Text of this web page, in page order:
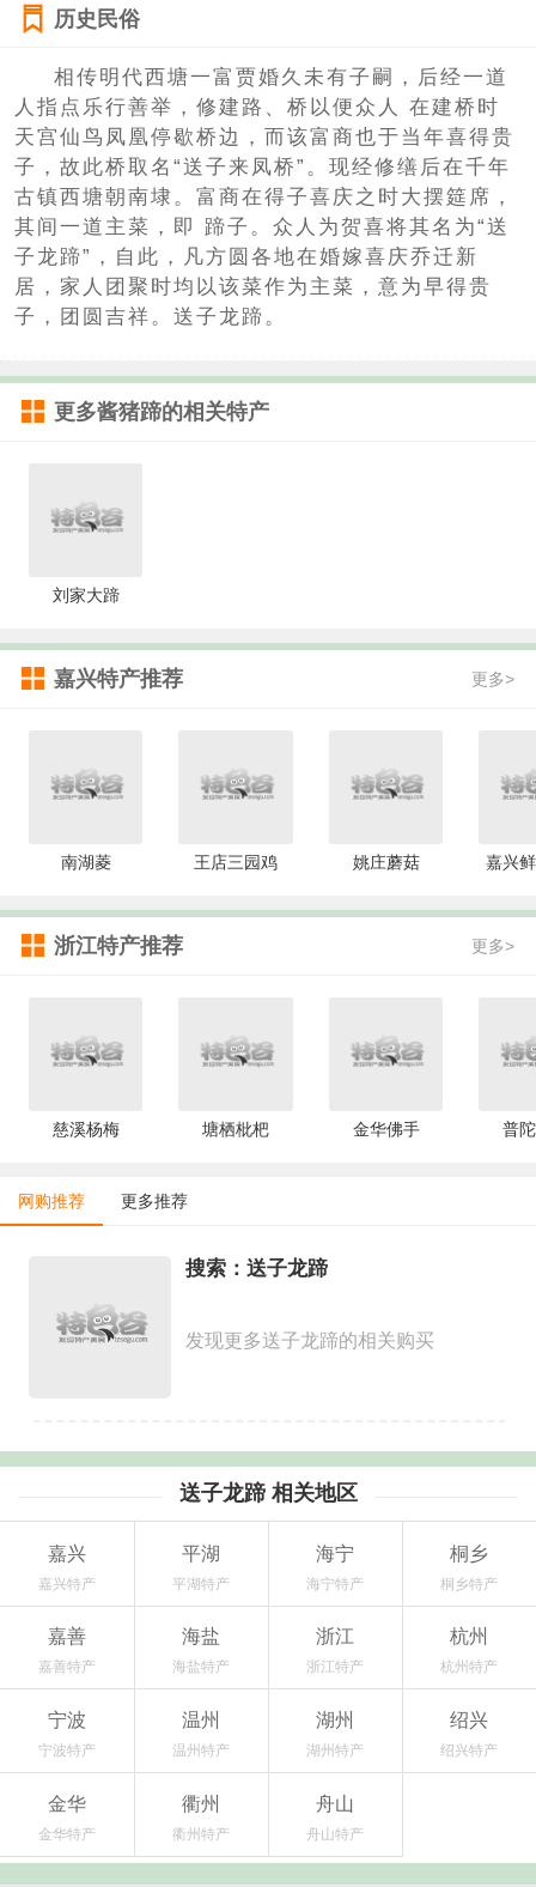
历史民俗
相传明代西塘一富贾婚久未有子嗣，后经一道
人指点乐行善举，修建路、桥以便众人 在建桥时
天宫仙鸟凤凰停歇桥边，而该富商也于当年喜得贵
子，故此桥取名“送子来凤桥”。现经修缮后在千年
古镇西塘朝南埭。富商在得子喜庆之时大摆筵席，
其间一道主菜，即 蹄子。众人为贺喜将其名为“送
子龙蹄”，自此，凡方圆各地在婚嫁喜庆乔迁新
居，家人团聚时均以该菜作为主菜，意为早得贵
子，团圆吉祥。送子龙蹄。
更多酱猪蹄的相关特产
刘家大蹄
嘉兴特产推荐 更多>
南湖菱 王店三园鸡 姚庄蘑菇 嘉兴
浙江特产推荐 更多>
慈溪杨梅 塘栖枇杷 金华佛手 普
网购推荐 更多推荐
搜索：送子龙蹄
发现更多送子龙蹄的相关购买
送子龙蹄 相关地区
嘉兴
嘉兴特产
平湖
平湖特产
海宁
海宁特产
桐乡
桐乡特产
嘉善
嘉善特产
海盐
海盐特产
浙江
浙江特产
杭州
杭州特产
宁波
宁波特产
温州
温州特产
湖州
湖州特产
绍兴
绍兴特产
金华
金华特产
衢州
衢州特产
舟山
舟山特产